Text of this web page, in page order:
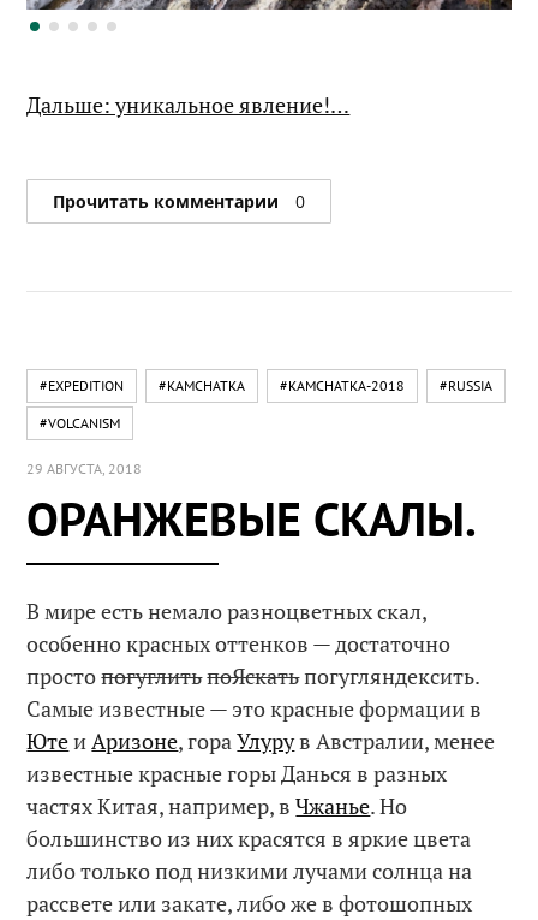
Дальше: уникальное явление!…
Прочитать комментарии 0
#EXPEDITION #KAMCHATKA #KAMCHATKA-2018 #RUSSIA
#VOLCANISM
29 АВГУСТА, 2018
ОРАНЖЕВЫЕ СКАЛЫ.
В мире есть немало разноцветных скал,
особенно красных оттенков — достаточно
простопогуглитьпоЯскатьпогугляндексить.
Самые известные — это красные формации в
ЮтеиАризоне, гораУлурув Австралии, менее
известные красные горы Данься в разных
частях Китая, например, вЧжанье. Но
большинство из них красятся в яркие цвета
либо только под низкими лучами солнца на
рассвете или закате, либо же в фотошопных